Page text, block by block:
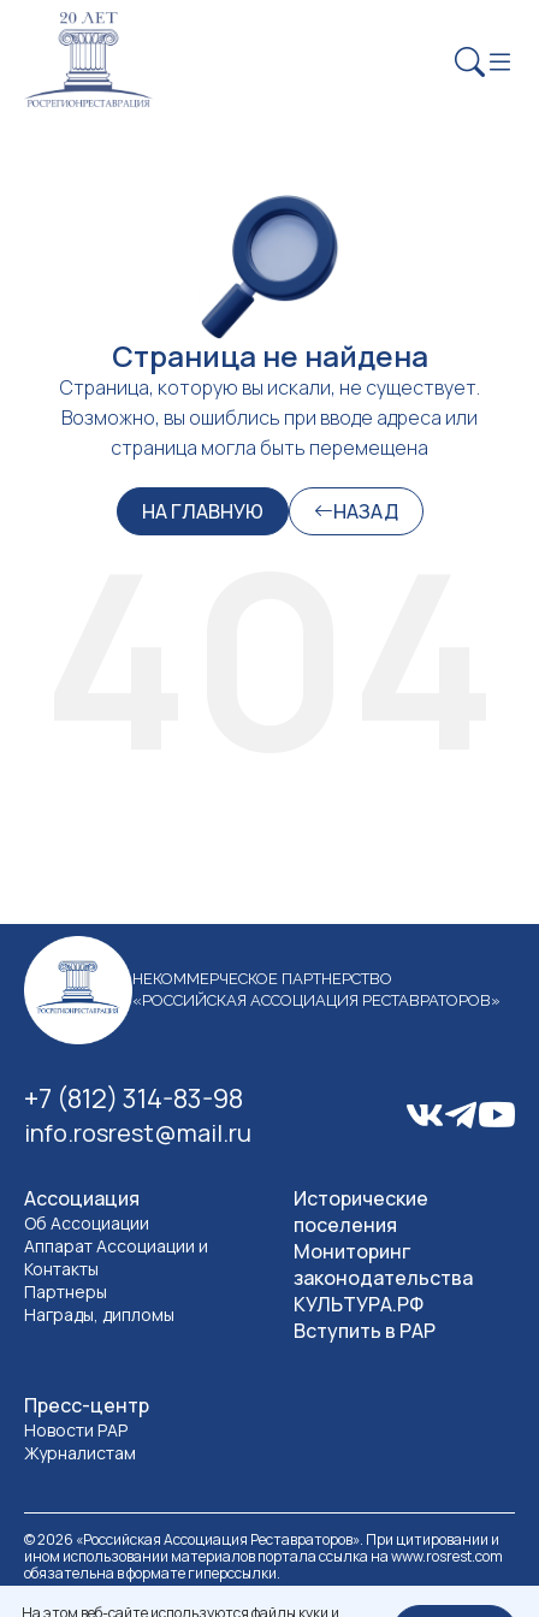
Страница не найдена
Страница, которую вы искали, не существует.
Возможно, вы ошиблись при вводе адреса или
страница могла быть перемещена
НА ГЛАВНУЮ НАЗАД
На этом веб-сайте используются файлы куки и
НЕКОММЕРЧЕСКОЕ ПАРТНЕРСТВО
«РОССИЙСКАЯ АССОЦИАЦИЯ РЕСТАВРАТОРОВ»
+7 (812) 314-83-98
info.rosrest@mail.ru
Ассоциация
Об Ассоциации
Аппарат Ассоциации и
Контакты
Партнеры
Награды, дипломы
Пресс-центр
Новости РАР
Журналистам
Исторические
поселения
Мониторинг
законодательства
КУЛЬТУРА.РФ
Вступить в РАР
©2026 «Российская Ассоциация Реставраторов». При цитировании и
ином использовании материалов портала ссылка на www.rosrest.com
обязательна в формате гиперссылки.
Политика обработки персональных данных
Разработка сайта